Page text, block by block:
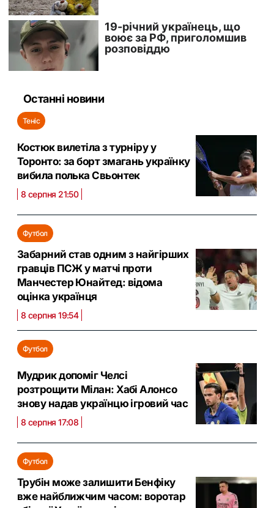
Останні новини
Теніс
Костюк вилетіла з турніру у
Торонто: за борт змагань українку
вибила полька Свьонтек
8 серпня 21:50
Футбол
Забарний став одним з найгірших
гравців ПСЖ у матчі проти
Манчестер Юнайтед: відома
оцінка українця
8 серпня 19:54
Футбол
Мудрик допоміг Челсі
розтрощити Мілан: Хабі Алонсо
знову надав українцю ігровий час
8 серпня 17:08
Футбол
Трубін може залишити Бенфіку
вже найближчим часом: воротар